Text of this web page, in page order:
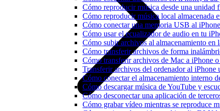
Cómo reproducir música desde una
Cómo reproducir música local almacenada
Cómo conectar una memoria USB al
Cómo usar el ecualizador de audio en tu
Cómo subir archivos al almacenamiento
Cómo transferir archivos de forma
Cómo transferir archivos de Mac a iPhone
Transferir archivos del ordenador al
Cómo conectar el almacenamiento interno
Cómo descargar música de YouTube y
Cómo desconectar una aplicación de
Cómo grabar vídeo mientras se reproduce